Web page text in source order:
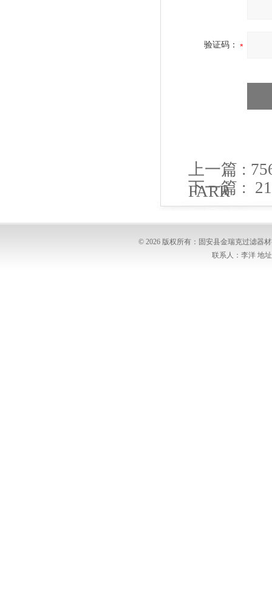
验证码：
上一篇 :
FARR
下一篇 :
CAMFIL
© 2026 版权所有：固安县金瑞克过滤器
联系人：李洋 地